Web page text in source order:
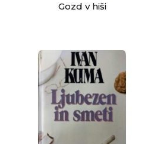
Gozd v hiši